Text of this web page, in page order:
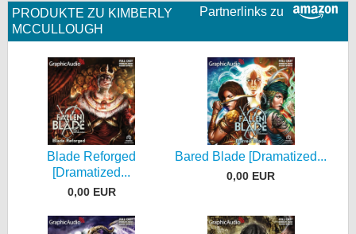
Partnerlinks zu
PRODUKTE ZU KIMBERLY
MCCULLOUGH
Blade Reforged
[Dramatized...
0,00 EUR
Bared Blade [Dramatized...
0,00 EUR